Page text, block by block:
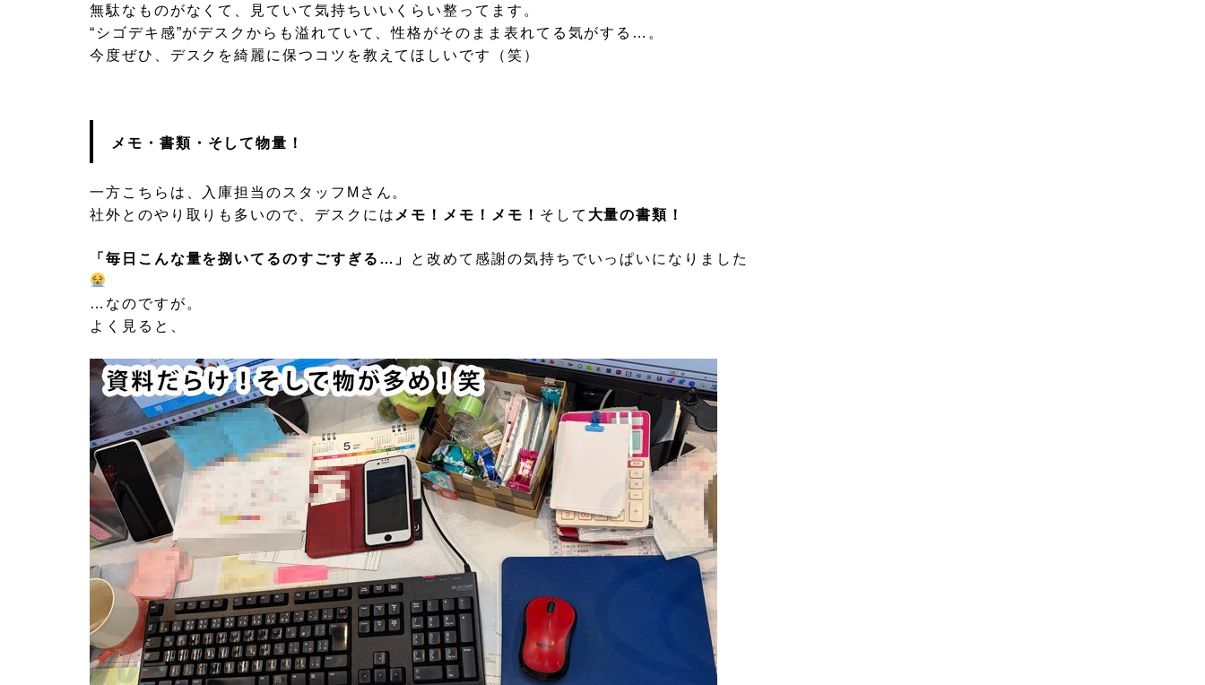
無駄なものがなくて、見ていて気持ちいいくらい整ってます。
“シゴデキ感”がデスクからも溢れていて、性格がそのまま表れてる気がする…。
今度ぜひ、デスクを綺麗に保つコツを教えてほしいです（笑）
メモ・書類・そして物量！
一方こちらは、入庫担当のスタッフMさん。
社外とのやり取りも多いので、デスクには メモ！メモ！メモ！ そして 大量の書類！
「毎日こんな量を捌いてるのすごすぎる…」 と改めて感謝の気持ちでいっぱいになりました
…なのですが。
よく見ると、